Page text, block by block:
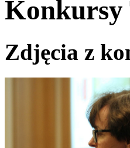
Konkursy
Zdjęcia z